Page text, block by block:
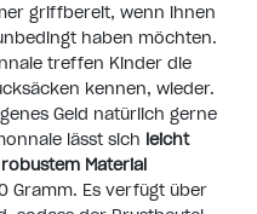
griffbereit, wenn ihnen
haben möchten.
treffen Kinder die
kennen, wieder.
Geld natürlich gerne
lässt sich leicht
robustem Material
Gramm. Es verfügt über